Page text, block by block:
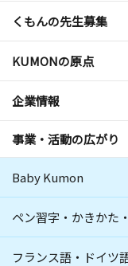
くもんの先生募集
KUMONの原点
企業情報
事業・活動の広がり
Baby Kumon
ペン習字・かきかた
フランス語・ドイツ